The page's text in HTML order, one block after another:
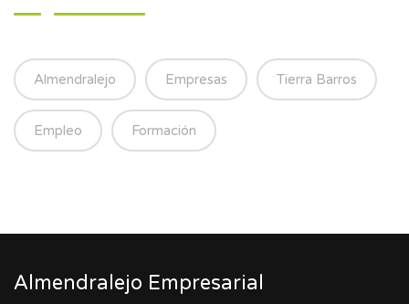
Almendralejo Empresas Tierra Barros
Empleo Formación
Almendralejo Empresarial